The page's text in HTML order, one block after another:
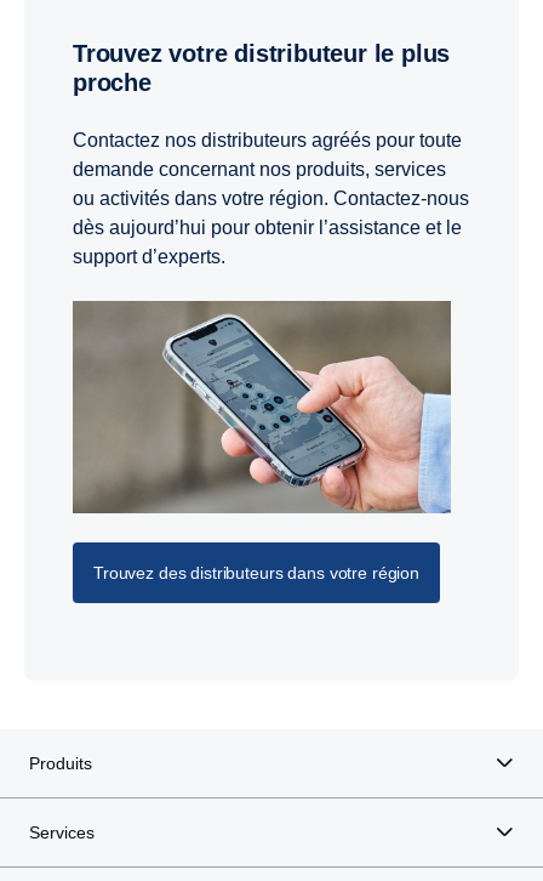
Trouvez votre distributeur le plus
proche
Contactez nos distributeurs agréés pour toute
demande concernant nos produits, services
ou activités dans votre région. Contactez-nous
dès aujourd’hui pour obtenir l’assistance et le
support d’experts.
Trouvez des distributeurs dans votre région
Produits
Services